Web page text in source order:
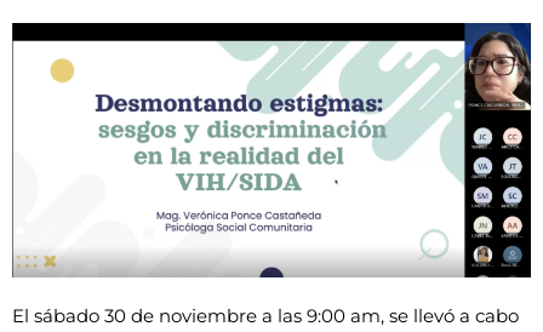
El sábado 30 de noviembre a las 9:00 am, se llevó a cabo